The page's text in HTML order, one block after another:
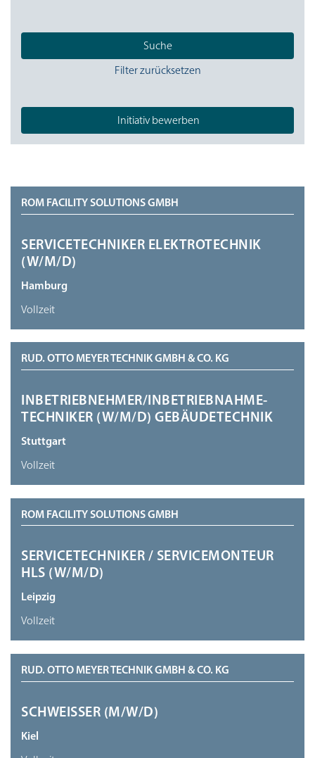
Suche
Filter zurücksetzen
Initiativ bewerben
ROM FACILITY SOLUTIONS GMBH
SERVICETECHNIKER ELEKTROTECHNIK
(W/M/D)
Hamburg
Vollzeit
RUD. OTTO MEYER TECHNIK GMBH & CO. KG
INBETRIEBNEHMER/INBETRIEBNAHME-
TECHNIKER (W/M/D) GEBÄUDETECHNIK
Stuttgart
Vollzeit
ROM FACILITY SOLUTIONS GMBH
SERVICETECHNIKER / SERVICEMONTEUR
HLS (W/M/D)
Leipzig
Vollzeit
RUD. OTTO MEYER TECHNIK GMBH & CO. KG
SCHWEISSER (M/W/D)
Kiel